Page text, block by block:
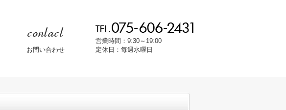
お問い合わせ
営業時間：9:30～19:00
定休日：毎週水曜日